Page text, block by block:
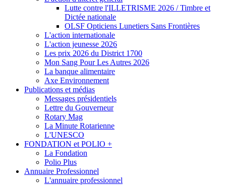
Lutte contre l'ILLETRISME 2026 / Timbre et
Dictée nationale
OLSF Opticiens Lunetiers Sans Frontières
L'action internationale
L'action jeunesse 2026
Les prix 2026 du District 1700
Mon Sang Pour Les Autres 2026
La banque alimentaire
Axe Environnement
Publications et médias
Messages présidentiels
Lettre du Gouverneur
Rotary Mag
La Minute Rotarienne
L'UNESCO
FONDATION et POLIO +
La Fondation
Polio Plus
Annuaire Professionnel
L'annuaire professionnel